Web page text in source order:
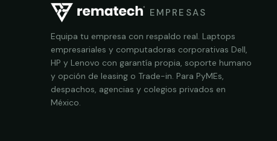
EMPRESAS
Equipa tu empresa con respaldo real. Laptops
empresariales y computadoras corporativas Dell,
HP y Lenovo con garantía propia, soporte humano
y opción de leasing o Trade-in. Para PyMEs,
despachos, agencias y colegios privados en
México.